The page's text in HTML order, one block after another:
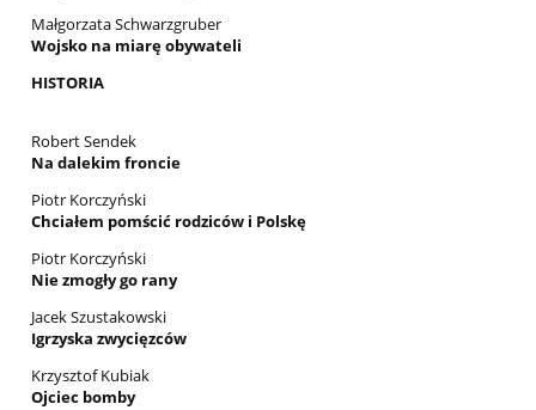
Małgorzata Schwarzgruber
Wojsko na miarę obywateli
HISTORIA
Robert Sendek
Na dalekim froncie
Piotr Korczyński
Chciałem pomścić rodziców i Polskę
Piotr Korczyński
Nie zmogły go rany
Jacek Szustakowski
Igrzyska zwycięzców
Krzysztof Kubiak
Ojciec bomby